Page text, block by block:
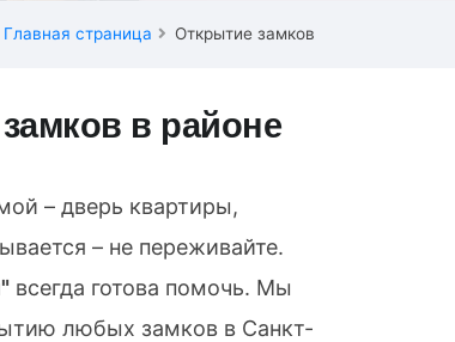
Главная страница Открытие замков
в районе
– дверь квартиры,
– не переживайте.
всегда готова помочь. Мы
любых замков в Санкт-